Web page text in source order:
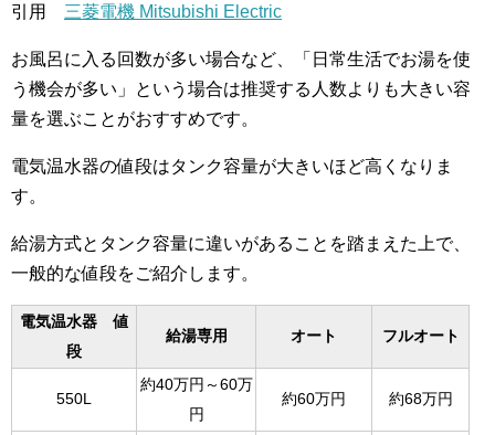
引用 三菱電機 Mitsubishi Electric
お風呂に入る回数が多い場合など、「日常生活でお湯を使
う機会が多い」という場合は推奨する人数よりも大きい容
量を選ぶことがおすすめです。
電気温水器の値段はタンク容量が大きいほど高くなりま
す。
給湯方式とタンク容量に違いがあることを踏まえた上で、
一般的な値段をご紹介します。
電気温水器 値
段
給湯専用 オート フルオート
550L
約40万円～60万
円
約60万円 約68万円